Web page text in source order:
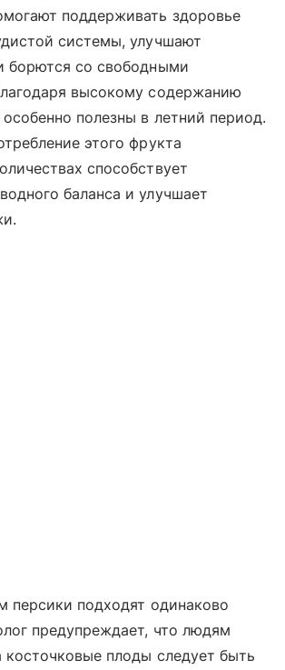
поддерживать здоровье
системы, улучшают
борются со свободными
высокому содержанию
полезны в летний период.
этого фрукта
способствует
баланса и улучшает
персики подходят одинаково
предупреждает, что людям
косточковые плоды следует быть